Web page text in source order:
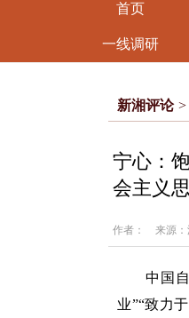
首页
一线调研
新湘评论 >
宁心：
会主义
作者： 来源：
中国
业”“致力